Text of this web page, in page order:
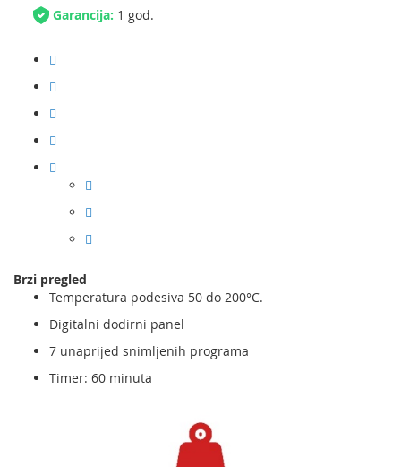
Garancija: 1 god.
Brzi pregled
Temperatura podesiva 50 do 200°C.
Digitalni dodirni panel
7 unaprijed snimljenih programa
Timer: 60 minuta